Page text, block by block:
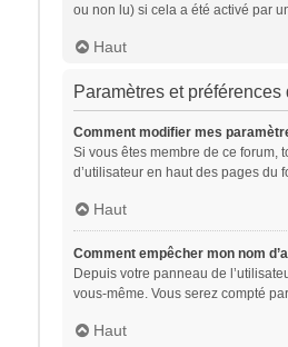
ou non lu) si cela a été activé par
Haut
Paramètres et préférences
Comment modifier mes
Si vous êtes membre de ce forum,
d’utilisateur en haut des pages du
Haut
Comment empêcher mon nom
Depuis votre panneau de
vous-même. Vous serez compté
Haut